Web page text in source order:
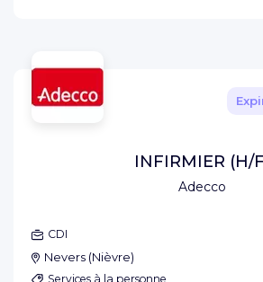
Adecco
INFIRMIER (H/
CDI
Nevers (Nièvre)
Services à la personne